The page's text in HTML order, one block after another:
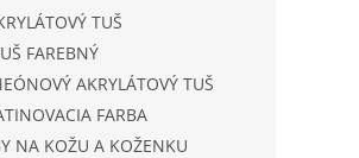
TUŠ
FAREBNÝ
AKRYLÁTOVÝ TUŠ
FARBA
NA KOŽU A KOŽENKU